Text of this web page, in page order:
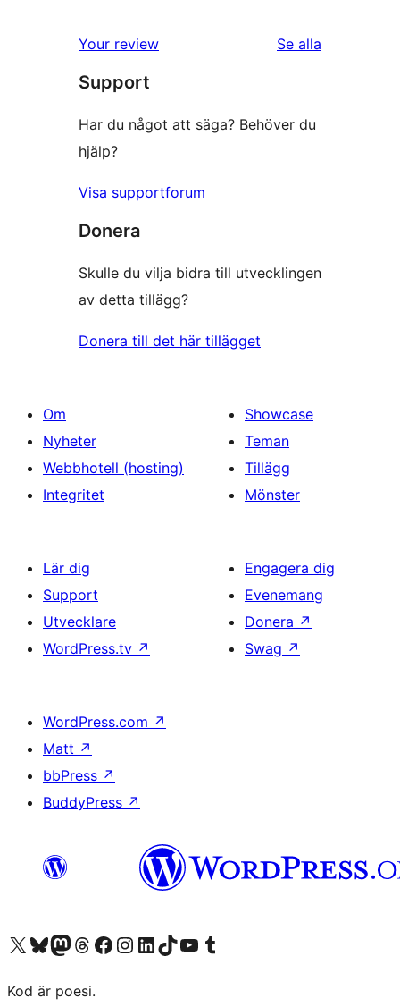
Your review Se alla
Support
Har du något att säga? Behöver du
hjälp?
Visa supportforum
Donera
Skulle du vilja bidra till utvecklingen
av detta tillägg?
Donera till det här tillägget
Om
Nyheter
Webbhotell (hosting)
Integritet
Showcase
Teman
Tillägg
Mönster
Lär dig
Support
Utvecklare
WordPress.tv ↗
Engagera dig
Evenemang
Donera ↗
Swag ↗
WordPress.com ↗
Matt ↗
bbPress ↗
BuddyPress ↗
Besök vår X-konto (f.d. Twitter)
Besök vårt Bluesky-konto
Besök vårt Mastodon-konto
Besök vårt Thread-konto
Besök vår Facebook-sidaBesök vårt Instagram-konto
Besök vårt LinkedIn-konto
Besök vårt TikTok-konto
Besök vår YouTube-kanalBesök vårt Tumblr-konto
Kod är poesi.